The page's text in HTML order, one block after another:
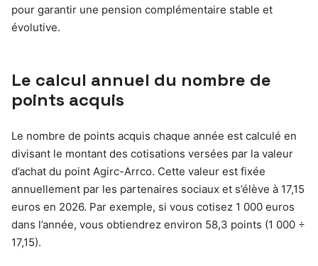
pour garantir une pension complémentaire stable et
évolutive.
Le calcul annuel du nombre de
points acquis
Le nombre de points acquis chaque année est calculé en
divisant le montant des cotisations versées par la valeur
d’achat du point Agirc-Arrco. Cette valeur est fixée
annuellement par les partenaires sociaux et s’élève à 17,15
euros en 2026. Par exemple, si vous cotisez 1 000 euros
dans l’année, vous obtiendrez environ 58,3 points (1 000 ÷
17,15).